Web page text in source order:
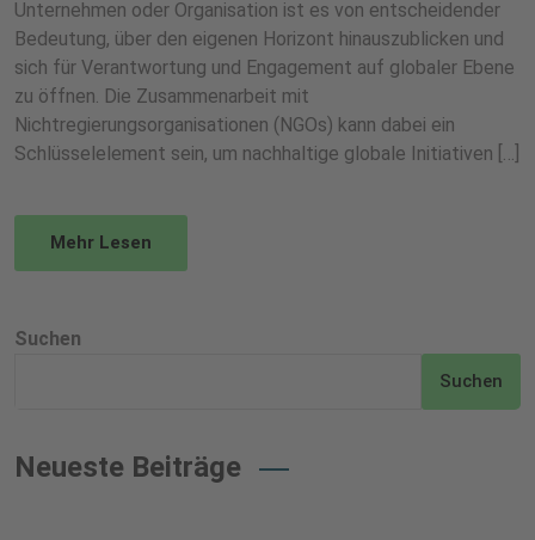
Unternehmen oder Organisation ist es von entscheidender
Bedeutung, über den eigenen Horizont hinauszublicken und
sich für Verantwortung und Engagement auf globaler Ebene
zu öffnen. Die Zusammenarbeit mit
Nichtregierungsorganisationen (NGOs) kann dabei ein
Schlüsselelement sein, um nachhaltige globale Initiativen […]
Mehr Lesen
Suchen
Suchen
Neueste Beiträge